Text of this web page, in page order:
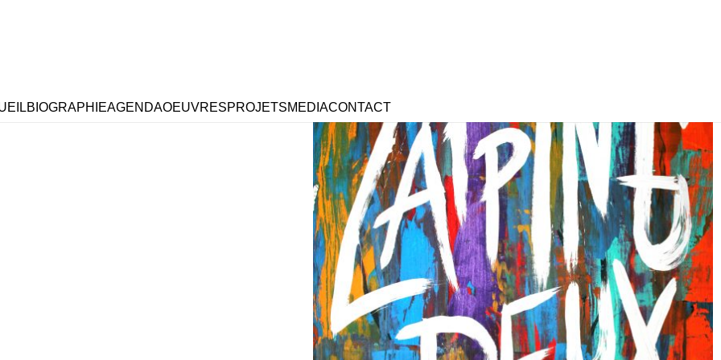
BIOGRAPHIEAGENDAOEUVRESPROJETSMEDIACONTACT
Office 365 Outlook Live